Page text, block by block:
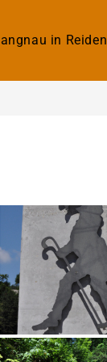
in Reiden